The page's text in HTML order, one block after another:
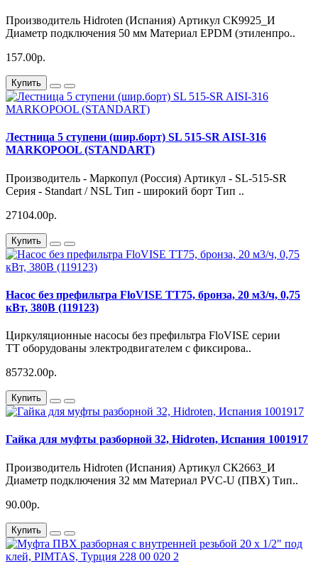
Производитель Hidroten (Испания) Артикул СК9925_И
Диаметр подключения 50 мм Материал EPDM (этиленпро..
157.00р.
Купить
Лестница 5 ступени (шир.борт) SL 515-SR AISI-316
MARKOPOOL (STANDART)
Производитель - Маркопул (Россия) Артикул - SL-515-SR
Серия - Standart / NSL Тип - широкий борт Тип ..
27104.00р.
Купить
Насос без префильтра FloVISE TT75, бронза, 20 м3/ч, 0,75
кВт, 380В (119123)
Циркуляционные насосы без префильтра FloVISE серии
TT оборудованы электродвигателем с фиксирова..
85732.00р.
Купить
Гайка для муфты разборной 32, Hidroten, Испания 1001917
Производитель Hidroten (Испания) Артикул СК2663_И
Диаметр подключения 32 мм Материал PVC-U (ПВХ) Тип..
90.00р.
Купить